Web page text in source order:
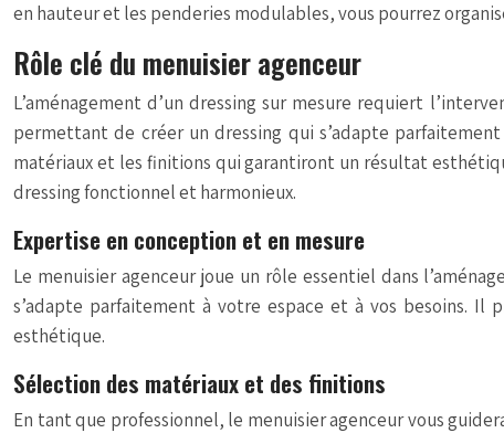
en hauteur et les penderies modulables, vous pourrez
Rôle clé du menuisier agenceur
L’aménagement d’un dressing sur mesure requiert
permettant de créer un dressing qui s’adapte
matériaux et les finitions qui garantiront un résultat
dressing fonctionnel et harmonieux.
Expertise en conception et en mesure
Le menuisier agenceur joue un rôle essentiel dans
s’adapte parfaitement à votre espace et à vos besoins.
esthétique.
Sélection des matériaux et des finitions
En tant que professionnel, le menuisier agenceur vous